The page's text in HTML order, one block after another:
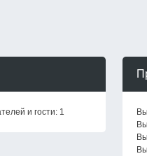
и гости: 1 Вы
Вы
Вы
Вы